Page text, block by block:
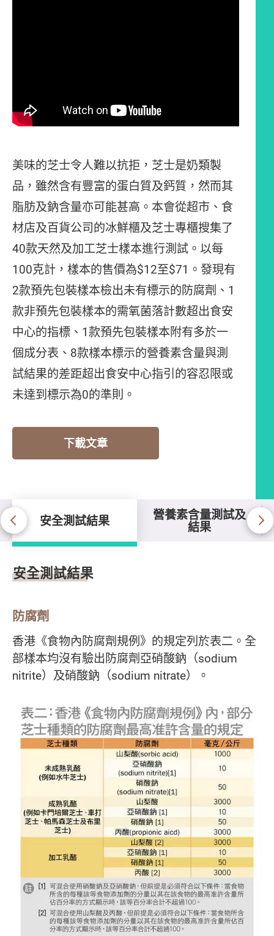
美味的芝士令人難以抗拒，芝士是奶類製
品，雖然含有豐富的蛋白質及鈣質，然而其
脂肪及鈉含量亦可能甚高。本會從超市、食
材店及百貨公司的冰鮮櫃及芝士專櫃搜集了
40款天然及加工芝士樣本進行測試。以每
100克計，樣本的售價為$12至$71。發現有
2款預先包裝樣本檢出未有標示的防腐劑、1
款非預先包裝樣本的需氧菌落計數超出食安
中心的指標、1款預先包裝樣本附有多於一
個成分表、8款樣本標示的營養素含量與測
試結果的差距超出食安中心指引的容忍限或
未達到標示為0的準則。
下載文章
安全測試結果 營養素含量測試及
結果
安全測試結果
安全測試結果
防腐劑
香港《食物內防腐劑規例》的規定列於表二。全
部樣本均沒有驗出防腐劑亞硝酸鈉（sodium
nitrite）及硝酸鈉（sodium nitrate）。